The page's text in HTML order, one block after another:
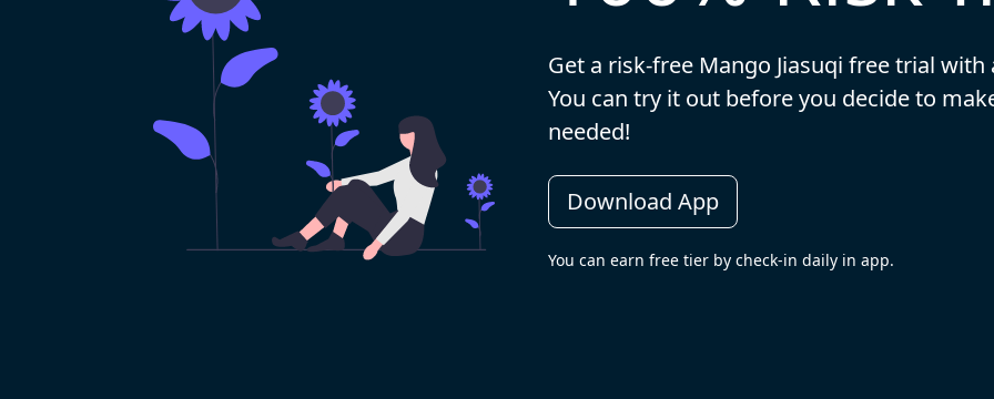
Get a risk-free Mango Jiasuqi free trial
You can try it out before you decide to
needed!
Download App
You can earn free tier by check-in daily in app.